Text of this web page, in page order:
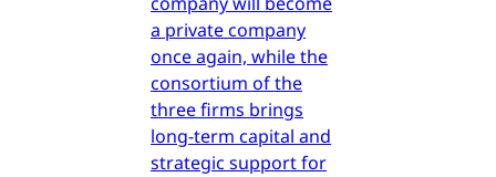
a private company
once again, while the
consortium of the
three firms brings
long-term capital and
strategic support for